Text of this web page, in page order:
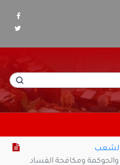
الشعب
والحوكمة ومكافحة الفساد